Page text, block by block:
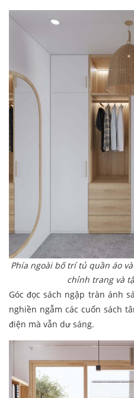
Phía ngoài bố trí tủ quần áo
chỉnh trang và
Góc đọc sách ngập tràn ánh
nghiền ngẫm các cuốn sách
điện mà vẫn dư sáng.